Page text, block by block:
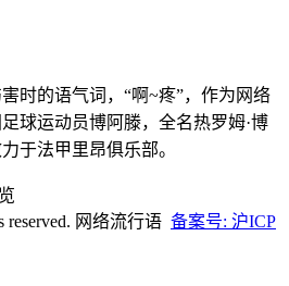
时的语气词，“啊~疼”，作为网络
球运动员博阿滕，全名热罗姆·博
于法甲里昂俱乐部。
reserved. 网络流行语 备案号: 沪ICP